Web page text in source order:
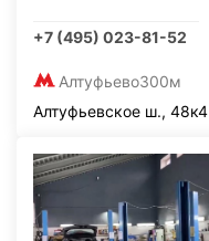
+7 (495) 023-81-52
Алтуфьево300м
Алтуфьевское ш., 48к4